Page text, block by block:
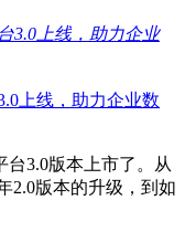
上线，助力企业数
台3.0版本上市了。从
2.0版本的升级，到如